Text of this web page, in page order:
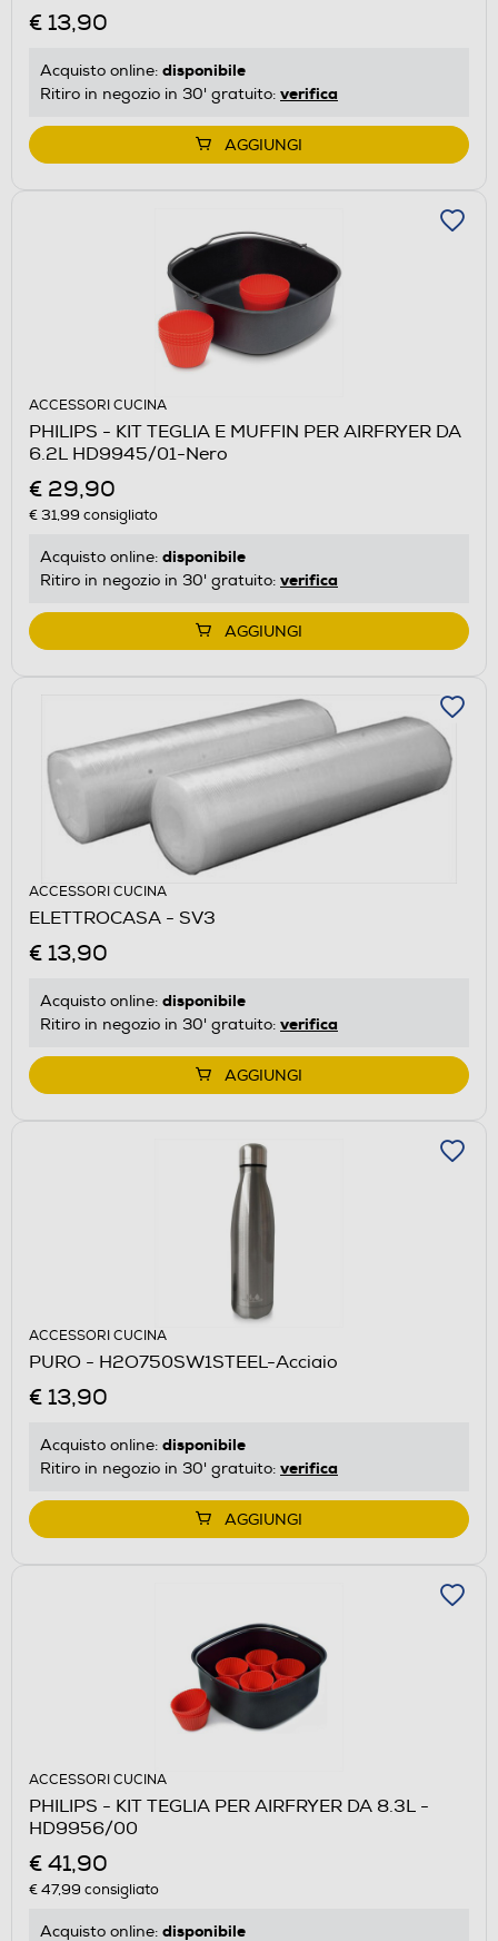
€ 13,90
Acquisto online: disponibile
Ritiro in negozio in 30' gratuito: verifica
AGGIUNGI
ACCESSORI CUCINA
PHILIPS - KIT TEGLIA E MUFFIN PER AIRFRYER DA
6.2L HD9945/01-Nero
€ 29,90
€ 31,99 consigliato
Acquisto online: disponibile
Ritiro in negozio in 30' gratuito: verifica
AGGIUNGI
ACCESSORI CUCINA
ELETTROCASA - SV3
€ 13,90
Acquisto online: disponibile
Ritiro in negozio in 30' gratuito: verifica
AGGIUNGI
ACCESSORI CUCINA
PURO - H2O750SW1STEEL-Acciaio
€ 13,90
Acquisto online: disponibile
Ritiro in negozio in 30' gratuito: verifica
AGGIUNGI
ACCESSORI CUCINA
PHILIPS - KIT TEGLIA PER AIRFRYER DA 8.3L -
HD9956/00
€ 41,90
€ 47,99 consigliato
Acquisto online: disponibile